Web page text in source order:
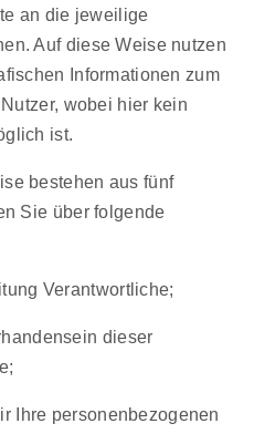
an die jeweilige
Auf diese Weise nutzen
Informationen zum
wobei hier kein
ist.
bestehen aus fünf
Sie über folgende
Verantwortliche;
dieser
Ihre personenbezogenen